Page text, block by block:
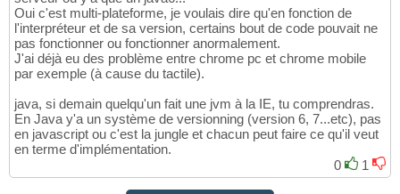
Oui c'est multi-plateforme, je voulais dire qu'en fonction de
l'interpréteur et de sa version, certains bout de code pouvait ne
pas fonctionner ou fonctionner anormalement.
J'ai déjà eu des problème entre chrome pc et chrome mobile
par exemple (à cause du tactile).
java, si demain quelqu'un fait une jvm à la IE, tu comprendras.
En Java y'a un système de versionning (version 6, 7...etc), pas
en javascript ou c'est la jungle et chacun peut faire ce qu'il veut
en terme d'implémentation.
0
1